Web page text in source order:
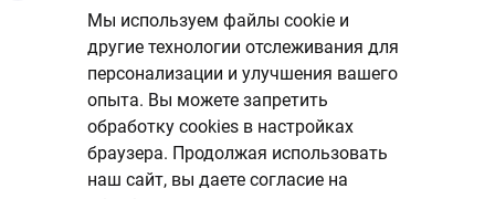
Мы используем файлы cookie и
другие технологии отслеживания для
персонализации и улучшения вашего
опыта. Вы можете запретить
обработку сookies в настройках
браузера. Продолжая использовать
наш сайт, вы даете согласие на